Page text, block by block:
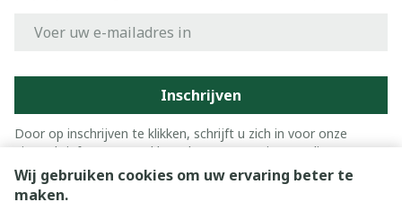
Wij gebruiken cookies om uw ervaring beter te
maken.
Inschrijven
Door op inschrijven te klikken, schrijft u zich in voor onze
nieuwsbrief en gaat u akkoord met onzeprivacy policy.